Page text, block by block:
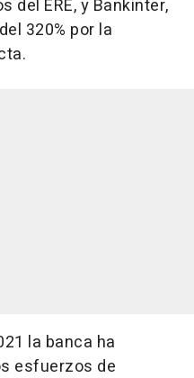
del ERE, y Bankinter,
320% por la
la banca ha
esfuerzos de